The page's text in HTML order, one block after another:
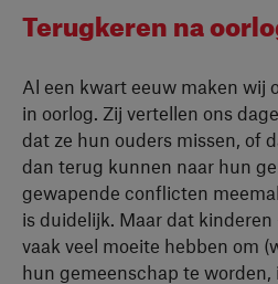
Terugkeren na
Al een kwart eeuw maken wij
in oorlog. Zij vertellen ons
dat ze hun ouders missen, of
dan terug kunnen naar hun
gewapende conflicten
is duidelijk. Maar dat kinderen
vaak veel moeite hebben om
hun gemeenschap te worden,